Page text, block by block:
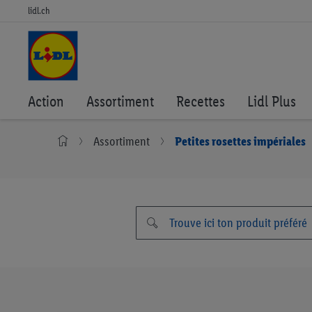
lidl.ch
Action Assortiment Recettes Lidl Plus
Assortiment Petites rosettes impériales